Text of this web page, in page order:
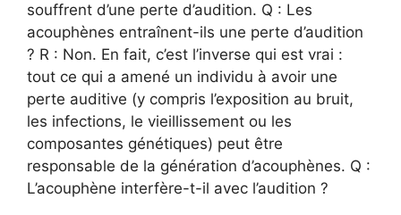
souffrent d’une perte d’audition. Q : Les
acouphènes entraînent-ils une perte d’audition
? R : Non. En fait, c’est l’inverse qui est vrai :
tout ce qui a amené un individu à avoir une
perte auditive (y compris l’exposition au bruit,
les infections, le vieillissement ou les
composantes génétiques) peut être
responsable de la génération d’acouphènes. Q :
L’acouphène interfère-t-il avec l’audition ?